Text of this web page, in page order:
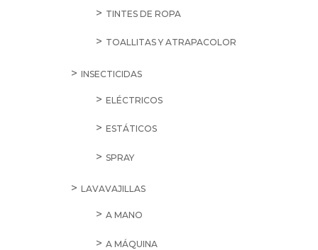
TINTES DE ROPA
TOALLITAS Y ATRAPACOLOR
INSECTICIDAS
ELÉCTRICOS
ESTÁTICOS
SPRAY
LAVAVAJILLAS
A MANO
A MÁQUINA